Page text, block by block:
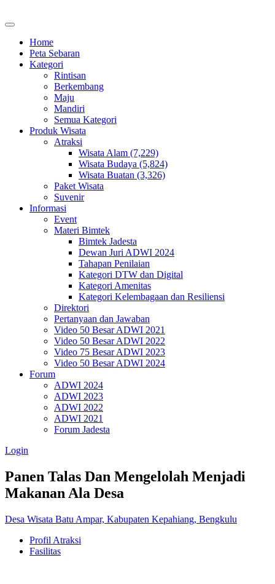
Home
Peta Sebaran
Kategori
Rintisan
Berkembang
Maju
Mandiri
Semua Kategori
Produk Wisata
Atraksi
Wisata Alam (7,229)
Wisata Budaya (5,824)
Wisata Buatan (3,326)
Paket Wisata
Suvenir
Informasi
Event
Materi Bimtek
Bimtek Jadesta
Dewan Juri ADWI 2024
Tahapan Penilaian
Kategori DTW dan Digital
Kategori Amenitas
Kategori Kelembagaan dan Resiliensi
Direktori
Pertanyaan dan Jawaban
Video 50 Besar ADWI 2021
Video 50 Besar ADWI 2022
Video 75 Besar ADWI 2023
Video 50 Besar ADWI 2024
Forum
ADWI 2024
ADWI 2023
ADWI 2022
ADWI 2021
Forum Jadesta
Login
Panen Talas Dan Mengelolah Menjadi
Makanan Ala Desa
Desa Wisata Batu Ampar, Kabupaten Kepahiang, Bengkulu
Profil Atraksi
Fasilitas